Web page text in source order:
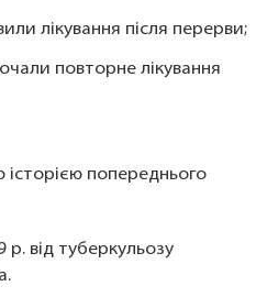
лікування після перерви;
повторне лікування
історією попереднього
р. від туберкульозу